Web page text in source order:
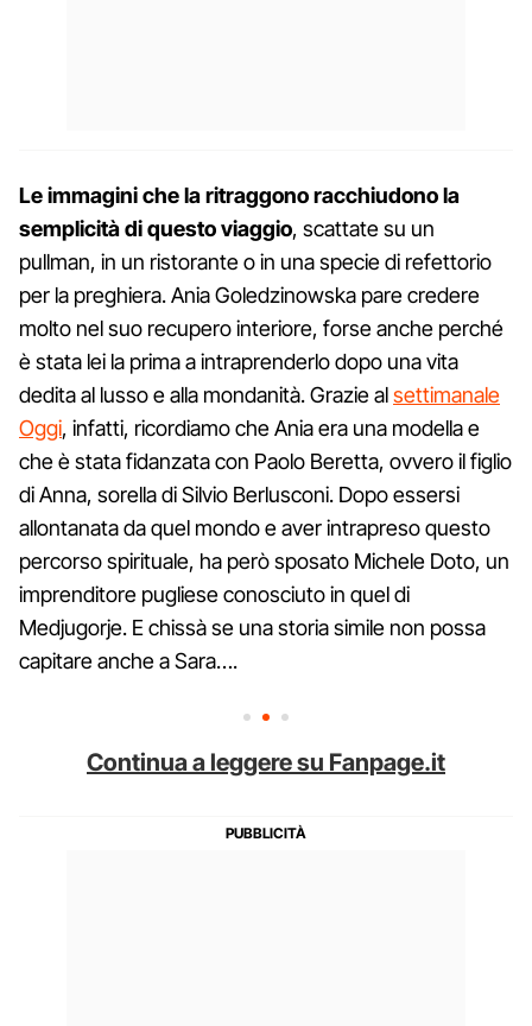
Le immagini che la ritraggono racchiudono la
semplicità di questo viaggio, scattate su un
pullman, in un ristorante o in una specie di refettorio
per la preghiera. Ania Goledzinowska pare credere
molto nel suo recupero interiore, forse anche perché
è stata lei la prima a intraprenderlo dopo una vita
dedita al lusso e alla mondanità. Grazie alsettimanale
Oggi, infatti, ricordiamo che Ania era una modella e
che è stata fidanzata con Paolo Beretta, ovvero il figlio
di Anna, sorella di Silvio Berlusconi. Dopo essersi
allontanata da quel mondo e aver intrapreso questo
percorso spirituale, ha però sposato Michele Doto, un
imprenditore pugliese conosciuto in quel di
Medjugorje. E chissà se una storia simile non possa
capitare anche a Sara….
Continua a leggere su Fanpage.it